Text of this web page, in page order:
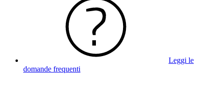
Leggi le
domande frequenti